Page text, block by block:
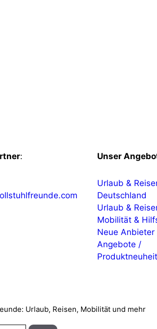
: Unser
Urlaub &
Deutschland
Urlaub &
Mobilität &
Neue
Angebote /
Urlaub, Reisen, Mobilität und mehr